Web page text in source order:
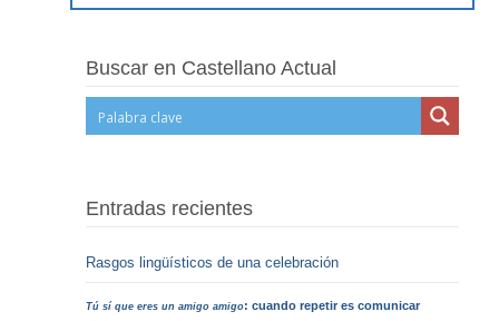
Buscar en Castellano Actual
Entradas recientes
Rasgos lingüísticos de una celebración
Tú sí que eres un amigo amigo: cuando repetir es comunicar